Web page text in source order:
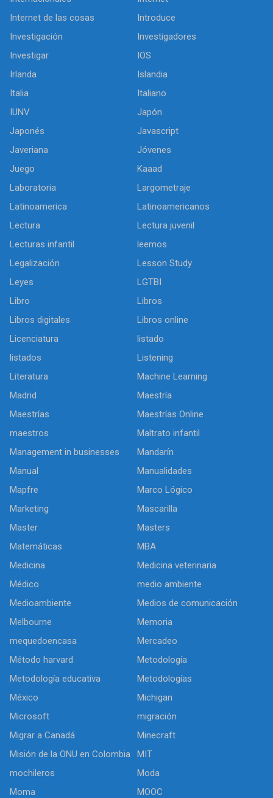
Internet de las cosas
Introduce
Investigación
Investigadores
Investigar
IOS
Irlanda
Islandia
Italia
Italiano
IUNV
Japón
Japonés
Javascript
Javeriana
Jóvenes
Juego
Kaaad
Laboratoria
Largometraje
Latinoamerica
Latinoamericanos
Lectura
Lectura juvenil
Lecturas infantil
leemos
Legalización
Lesson Study
Leyes
LGTBI
Libro
Libros
Libros digitales
Libros online
Licenciatura
listado
listados
Listening
Literatura
Machine Learning
Madrid
Maestría
Maestrías
Maestrías Online
maestros
Maltrato infantil
Management in businesses
Mandarín
Manual
Manualidades
Mapfre
Marco Lógico
Marketing
Mascarilla
Master
Masters
Matemáticas
MBA
Medicina
Medicina veterinaria
Médico
medio ambiente
Medioambiente
Medios de comunicación
Melbourne
Memoria
mequedoencasa
Mercadeo
Método harvard
Metodología
Metodología educativa
Metodologías
México
Michigan
Microsoft
migración
Migrar a Canadá
Minecraft
Misión de la ONU en Colombia
MIT
mochileros
Moda
Moma
MOOC